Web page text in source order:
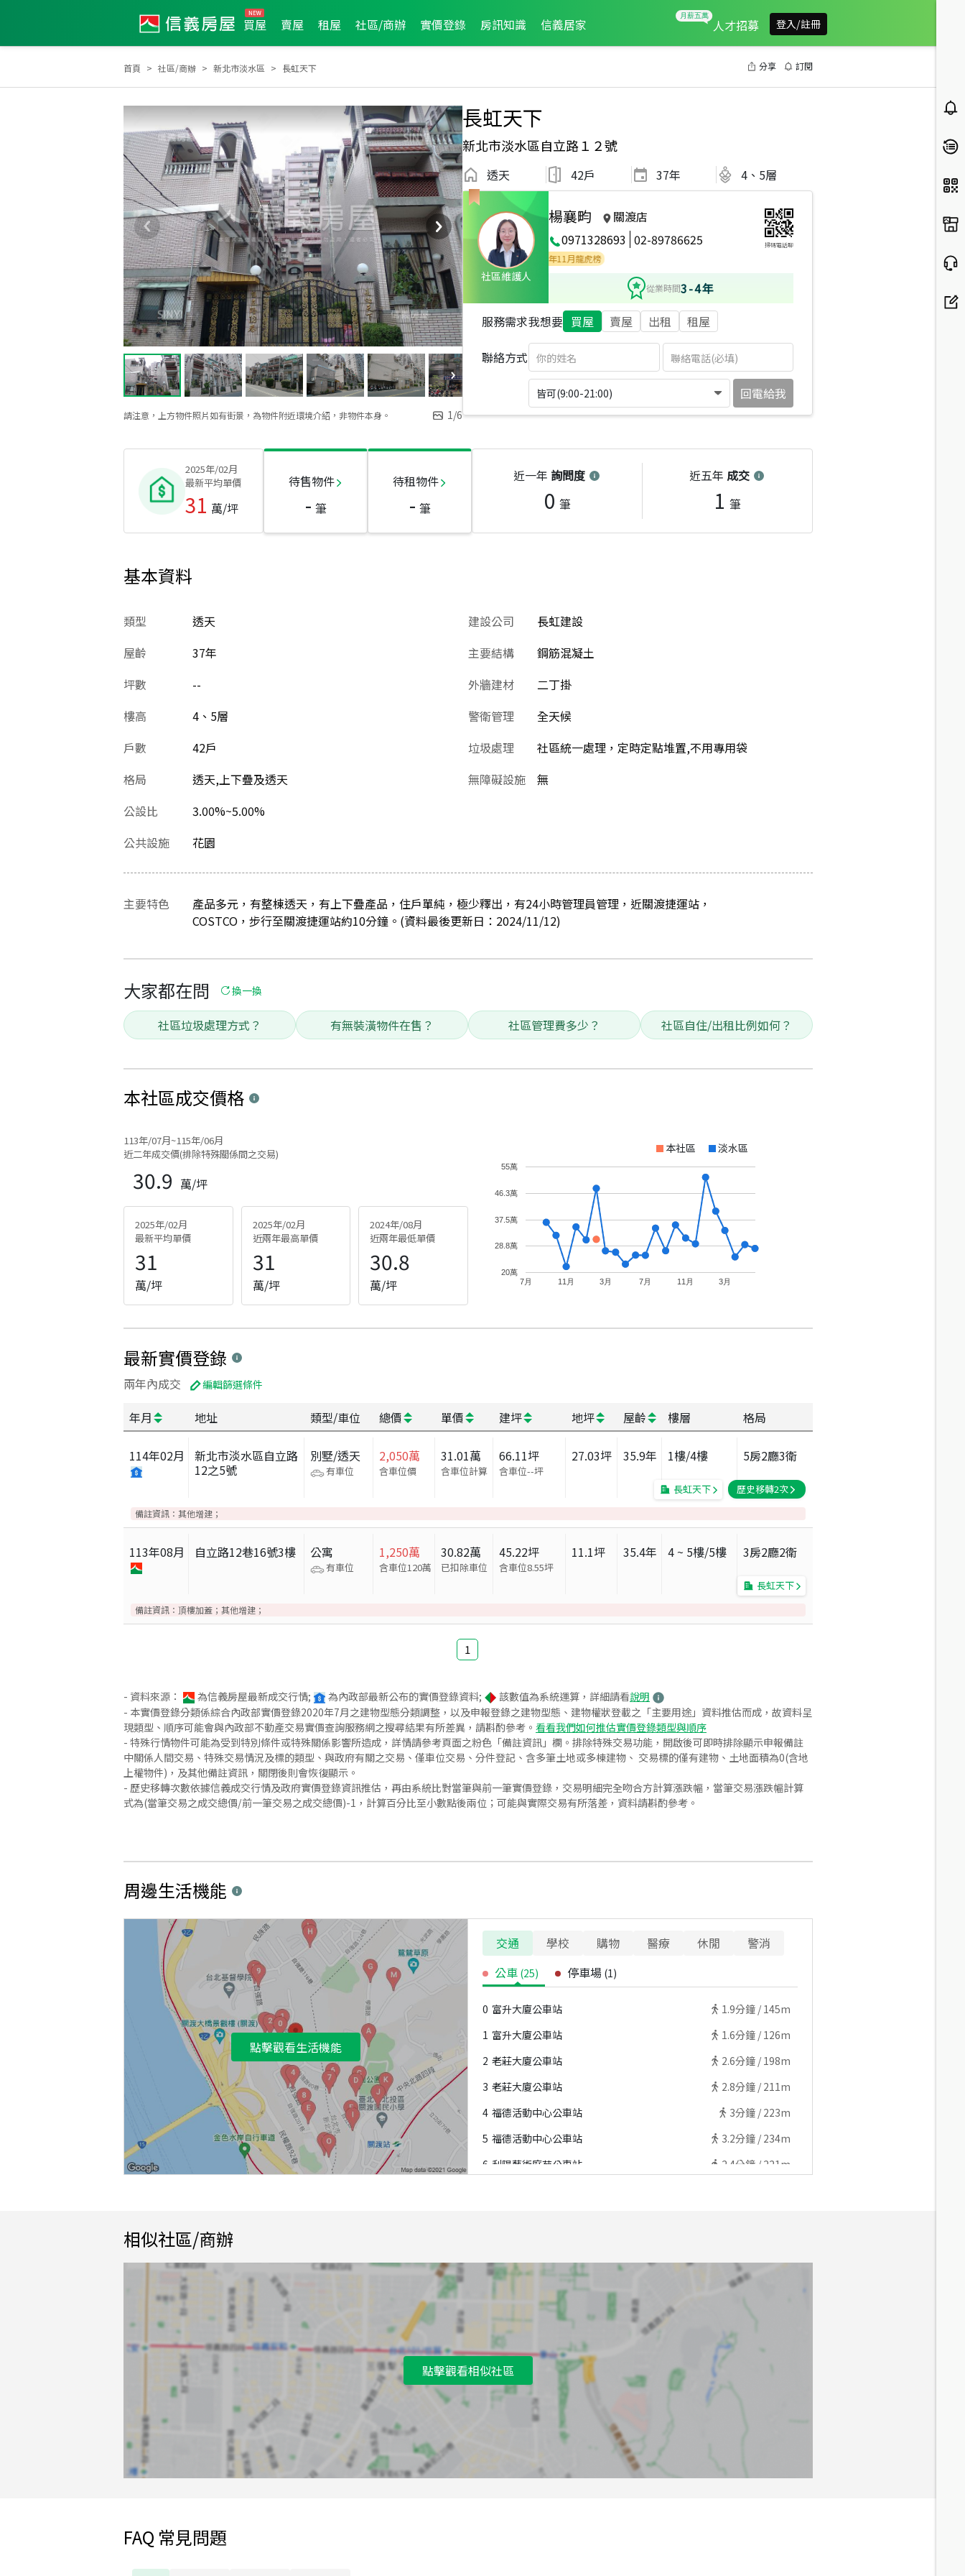
買屋 賣屋 租屋 社區/商辦 實價登錄 房訊知識 信義居家 人才招募 登入/註冊
首頁 社區/商辦 新北市淡水區 長虹天下 分享 訂閱
請注意，上方物件照片如有街景，為物件附近環境介紹，非物件本身。 1/6
長虹天下
新北市淡水區自立路１２號
透天 42戶 37年 4、5層
社區維護人
楊襄畇
關渡店
0971328693 02-89786625 掃碼電話聊
2026年4月區成件TOP3 2025年11月區成件TOP1 2026年6月龍虎榜 2026年4月龍虎榜 2025年11月龍虎榜
從業時間3-4年
服務需求我想要 買屋 賣屋 出租 租屋
聯絡方式
皆可(9:00-21:00) 回電給我
2025年/02月
最新平均單價
31 萬/坪
待售物件
- 筆
待租物件
- 筆
近一年 詢問度
0 筆
近五年 成交
1 筆
基本資料
類型
透天
屋齡
37年
坪數
--
樓高
4、5層
戶數
42戶
格局
透天,上下疊及透天
公設比
3.00%~5.00%
建設公司
長虹建設
主要結構
鋼筋混凝土
外牆建材
二丁掛
警衛管理
全天候
垃圾處理
社區統一處理，定時定點堆置,不用專用袋
無障礙設施
無
公共設施 花園
主要特色
產品多元，有整棟透天，有上下疊產品，住戶單純，極少釋出，有24小時管理員管理，近關渡捷運站，
COSTCO，步行至關渡捷運站約10分鐘。(資料最後更新日：2024/11/12)
大家都在問 換一換
社區垃圾處理方式？ 有無裝潢物件在售？ 社區管理費多少？ 社區自住/出租比例如何？
本社區成交價格
113年/07月~115年/06月
近二年成交價(排除特殊關係間之交易)
30.9 萬/坪
2025年/02月
最新平均單價
31
萬/坪
2025年/02月
近兩年最高單價
31
萬/坪
2024年/08月
近兩年最低單價
30.8
萬/坪
本社區 淡水區
7月 11月 3月 7月 11月 3月
20萬
28.8萬
37.5萬
46.3萬
55萬
最新實價登錄
兩年內成交 編輯篩選條件
年月 地址 類型/車位 總價 單價 建坪 地坪 屋齡 樓層 格局
114年02月
新北市淡水區自立路
12之5號
別墅/透天
有車位
2,050萬
含車位價
31.01萬
含車位計算
66.11坪
含車位--坪
27.03坪 35.9年 1樓/4樓 5房2廳3衛
長虹天下 歷史移轉2次
備註資訊： 其他增建；
113年08月 自立路12巷16號3樓 公寓
有車位
1,250萬
含車位120萬
30.82萬
已扣除車位
45.22坪
含車位8.55坪
11.1坪 35.4年 4 ~ 5樓/5樓 3房2廳2衛
長虹天下
備註資訊： 頂樓加蓋；其他增建；
1
- 資料來源： 為信義房屋最新成交行情; 為內政部最新公布的實價登錄資料; 該數值為系統運算，詳細請看說明
- 本實價登錄分類係綜合內政部實價登錄2020年7月之建物型態分類調整，以及申報登錄之建物型態、建物權狀登載之「主要用途」資料推估而成，故資料呈
現類型、順序可能會與內政部不動產交易實價查詢服務網之搜尋結果有所差異，請斟酌參考。 看看我們如何推估實價登錄類型與順序
- 特殊行情物件可能為受到特別條件或特殊關係影響所造成，詳情請參考頁面之粉色「備註資訊」欄。排除特殊交易功能，開啟後可即時排除顯示申報備註
中關係人間交易、特殊交易情況及標的類型、與政府有關之交易、僅車位交易、分件登記、含多筆土地或多棟建物、 交易標的僅有建物、土地面積為0(含地
上權物件)，及其他備註資訊，關閉後則會恢復顯示。
- 歷史移轉次數依據信義成交行情及政府實價登錄資訊推估，再由系統比對當筆與前一筆實價登錄，交易明細完全吻合方計算漲跌幅，當筆交易漲跌幅計算
式為(當筆交易之成交總價/前一筆交易之成交總價)-1，計算百分比至小數點後兩位；可能與實際交易有所落差，資料請斟酌參考。
周邊生活機能
點擊觀看生活機能
交通 學校 購物 醫療 休閒
警消
公車 (25) 停車場 (1)
0 富升大廈公車站 1.9分鐘 / 145m
1 富升大廈公車站 1.6分鐘 / 126m
2 老莊大廈公車站 2.6分鐘 / 198m
3 老莊大廈公車站 2.8分鐘 / 211m
4 福德活動中心公車站 3分鐘 / 223m
5 福德活動中心公車站 3.2分鐘 / 234m
6 利陽藝術庭苑公車站 2.4分鐘 / 221m
北藝大校門口公車站 分鐘 /
臺北基督學院公車站
學園路口公車站 分鐘 /
學園路口公車站 7.3
E 自強新村公車站
自立路口公車站
北藝大藝文生態館公車站
I 自立路口公車站 5分鐘 /412m
相似社區/商辦
點擊觀看相似社區
FAQ 常見問題